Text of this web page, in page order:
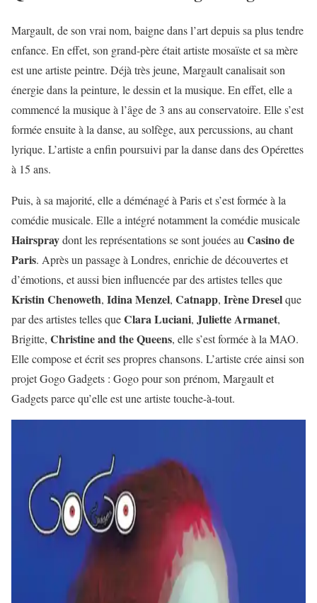
Margault, de son vrai nom, baigne dans l’art depuis sa plus tendre
enfance. En effet, son grand-père était artiste mosaïste et sa mère
est une artiste peintre. Déjà très jeune, Margault canalisait son
énergie dans la peinture, le dessin et la musique. En effet, elle a
commencé la musique à l’âge de 3 ans au conservatoire. Elle s’est
formée ensuite à la danse, au solfège, aux percussions, au chant
lyrique. L’artiste a enfin poursuivi par la danse dans des Opérettes
à 15 ans.
Puis, à sa majorité, elle a déménagé à Paris et s’est formée à la
comédie musicale. Elle a intégré notamment la comédie musicale
Hairspraydont les représentations se sont jouées auCasino de
Paris. Après un passage à Londres, enrichie de découvertes et
d’émotions, et aussi bien influencée par des artistes telles que
Kristin Chenoweth, Idina Menzel, Catnapp, Irène Dreselque
par des artistes telles queClara Luciani, Juliette Armanet,
Brigitte, Christine and the Queens, elle s’est formée à la MAO.
Elle compose et écrit ses propres chansons. L’artiste crée ainsi son
projet Gogo Gadgets : Gogo pour son prénom, Margault et
Gadgets parce qu’elle est une artiste touche-à-tout.